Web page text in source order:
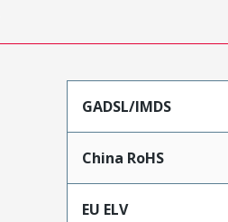
GADSL/IMDS
China RoHS
EU ELV